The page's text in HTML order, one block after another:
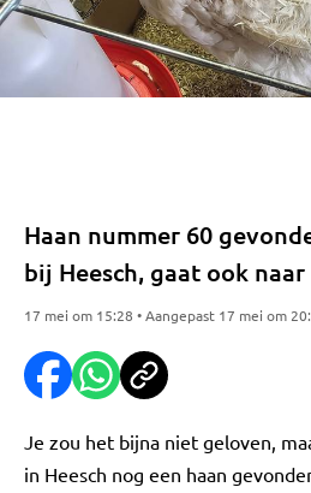
Haan nummer 60
bij Heesch, gaat ook
17 mei om 15:28 • Aangepast 17 mei om
Je zou het bijna niet geloven,
in Heesch nog een haan